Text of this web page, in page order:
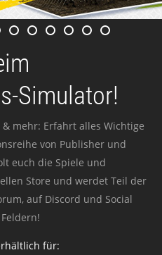
Simulator!
mehr: Erfahrt alles Wichtige
von Publisher und
euch die Spiele und
Store und werdet Teil der
auf Discord und Social
für: